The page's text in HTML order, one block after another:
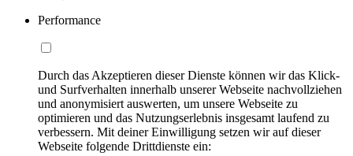
Performance
Durch das Akzeptieren dieser Dienste können wir das Klick-
und Surfverhalten innerhalb unserer Webseite nachvollziehen
und anonymisiert auswerten, um unsere Webseite zu
optimieren und das Nutzungserlebnis insgesamt laufend zu
verbessern. Mit deiner Einwilligung setzen wir auf dieser
Webseite folgende Drittdienste ein: